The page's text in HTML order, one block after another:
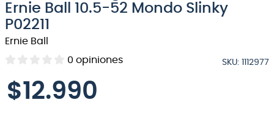
Ernie Ball 10.5-52 Mondo Slinky
P02211
Ernie Ball
0 opiniones SKU: 1112977
$12.990
6.
guitarra
7.
teclado
10
violin